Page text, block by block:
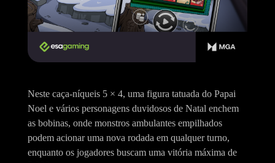
Neste caça-níqueis 5 × 4, uma figura tatuada do Papai
Noel e vários personagens duvidosos de Natal enchem
as bobinas, onde monstros ambulantes empilhados
podem acionar uma nova rodada em qualquer turno,
enquanto os jogadores buscam uma vitória máxima de